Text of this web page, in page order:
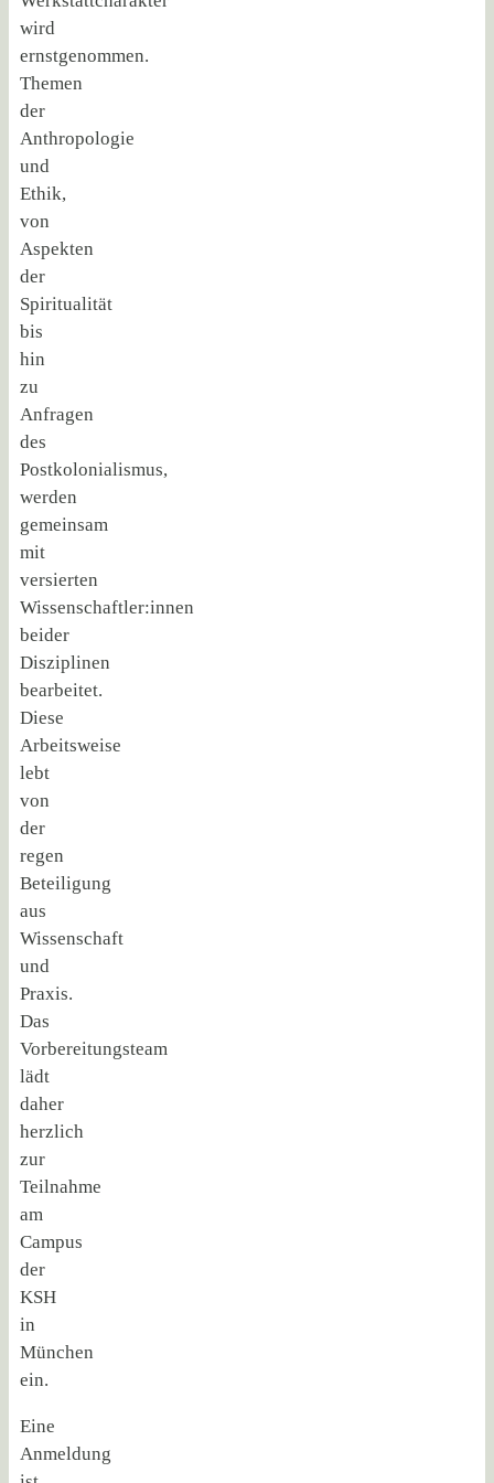
wird
ernstgenommen.
Themen
der
Anthropologie
und
Ethik,
von
Aspekten
der
Spiritualität
bis
hin
zu
Anfragen
des
Postkolonialismus,
werden
gemeinsam
mit
versierten
Wissenschaftler:innen
beider
Disziplinen
bearbeitet.
Diese
Arbeitsweise
lebt
von
der
regen
Beteiligung
aus
Wissenschaft
und
Praxis.
Das
Vorbereitungsteam
lädt
daher
herzlich
zur
Teilnahme
am
Campus
der
KSH
in
München
ein.
Eine
Anmeldung